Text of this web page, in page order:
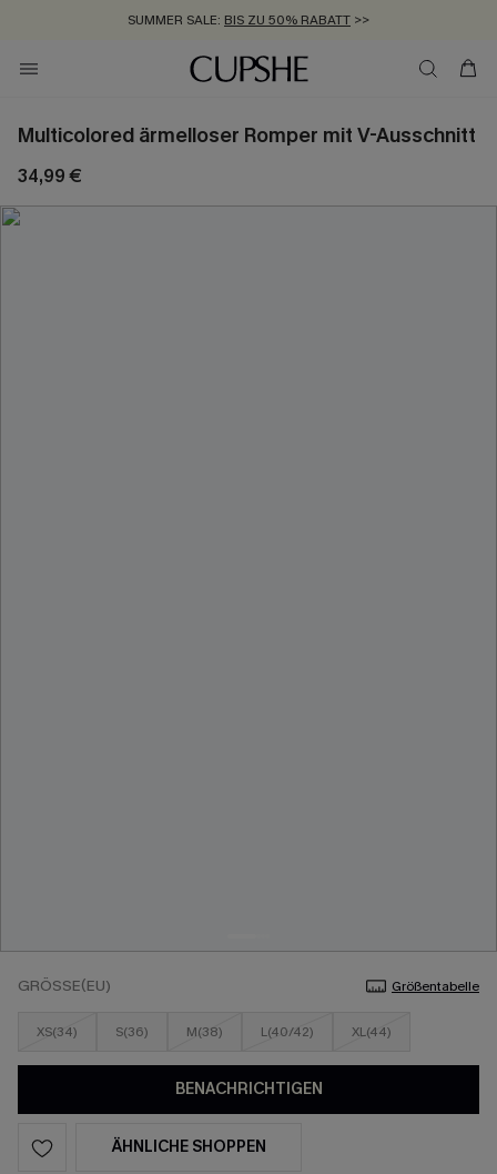
SUMMER SALE: BIS ZU 50% RABATT >>
ZUM NEWSLETTER:BIS ZU -20% EXTRA ERHALTEN
KOSTENLOSER VERSAND AB 89 €
Multicolored ärmelloser Romper mit V-Ausschnitt
34,99 €
GRÖSSE(EU) Größentabelle
XS(34) S(36) M(38) L(40/42) XL(44)
BENACHRICHTIGEN
ÄHNLICHE SHOPPEN